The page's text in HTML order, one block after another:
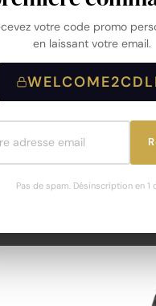
votre code promo
en laissant votre email.
Pas de spam. Désinscription en 1
Accueil Accessoires De